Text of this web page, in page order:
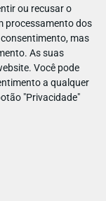
ou recusar o
processamento dos
mas
As suas
Você pode
a qualquer
"Privacidade"